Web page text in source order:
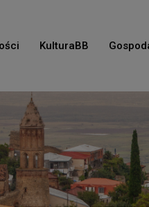
KulturaBB